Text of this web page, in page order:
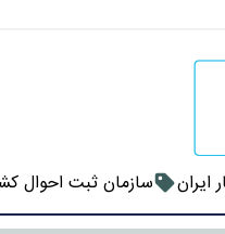
ایران سازمان ثبت احوال